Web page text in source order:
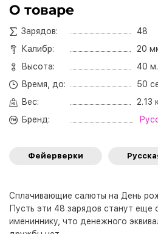
О товаре
Зарядов:
48
Калибр:
20
Высота:
40 м.
Время, до:
50
Вес:
2.13
Бренд:
Фейерверки
Сплачивающие салюты на День
Пусть эти 48 зарядов станут еще
имениннику, что денежного